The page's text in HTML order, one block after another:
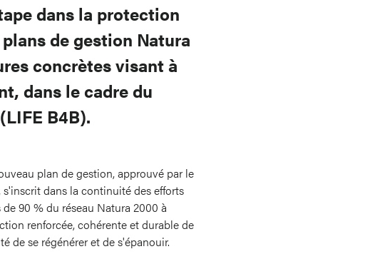
dans la protection
de gestion Natura
concrètes visant à
dans le cadre du
B4B).
plan de gestion, approuvé par le
dans la continuité des efforts
90 % du réseau Natura 2000 à
renforcée, cohérente et durable de
de se régénérer et de s'épanouir.